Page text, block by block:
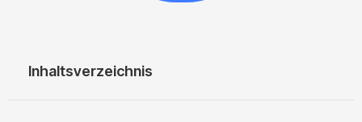
Inhaltsverzeichnis